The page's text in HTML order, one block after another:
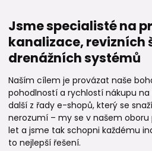
Jsme specialisté na
kanalizace, revizních
drenážních systémů
Naším cílem je provázat naše
pohodlností a rychlostí nákupu
další z řady e-shopů, který se
nerozumí – my se v našem oboru
let a jsme tak schopni každému
to nejlepší řešení.